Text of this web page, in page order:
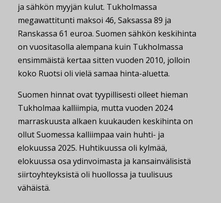
ja sähkön myyjän kulut. Tukholmassa
megawattitunti maksoi 46, Saksassa 89 ja
Ranskassa 61 euroa. Suomen sähkön keskihinta
on vuositasolla alempana kuin Tukholmassa
ensimmäistä kertaa sitten vuoden 2010, jolloin
koko Ruotsi oli vielä samaa hinta-aluetta.
Suomen hinnat ovat tyypillisesti olleet hieman
Tukholmaa kalliimpia, mutta vuoden 2024
marraskuusta alkaen kuukauden keskihinta on
ollut Suomessa kalliimpaa vain huhti- ja
elokuussa 2025. Huhtikuussa oli kylmää,
elokuussa osa ydinvoimasta ja kansainvälisistä
siirtoyhteyksistä oli huollossa ja tuulisuus
vähäistä.